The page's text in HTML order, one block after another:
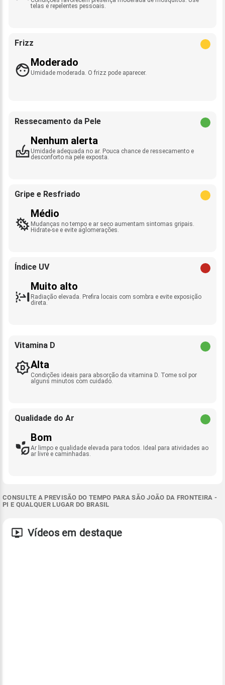
telas e repelentes pessoais.
Frizz
Moderado
Umidade moderada. O frizz pode aparecer.
Ressecamento da Pele
Nenhum alerta
Umidade adequada no ar. Pouca chance de ressecamento e
desconforto na pele exposta.
Gripe e Resfriado
Médio
Mudanças no tempo e ar seco aumentam sintomas gripais.
Hidrate-se e evite aglomerações.
Índice UV
Muito alto
Radiação elevada. Prefira locais com sombra e evite exposição
direta.
Vitamina D
Alta
Condições ideais para absorção da vitamina D. Tome sol por
alguns minutos com cuidado.
Qualidade do Ar
Bom
Ar limpo e qualidade elevada para todos. Ideal para atividades ao
ar livre e caminhadas.
CONSULTE A PREVISÃO DO TEMPO PARA SÃO JOÃO DA FRONTEIRA -
PI E QUALQUER LUGAR DO BRASIL
Vídeos em destaque